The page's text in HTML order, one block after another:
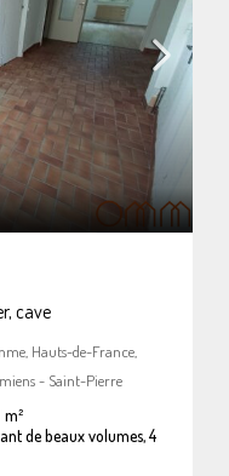
cave
Hauts-de-France,
- Saint-Pierre
m²
de beaux volumes, 4